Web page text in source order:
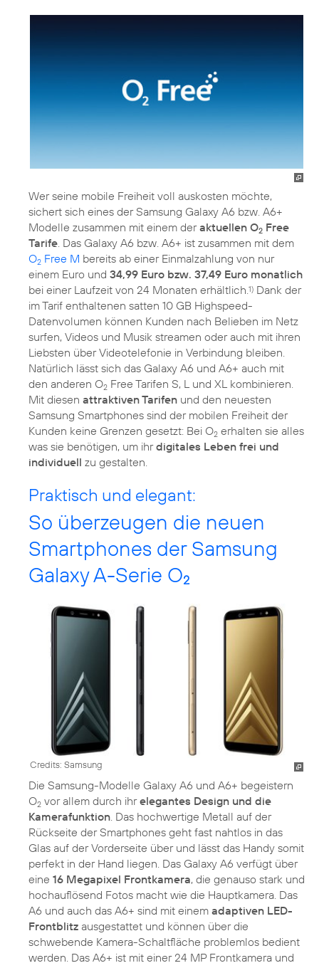
Wer seine mobile Freiheit voll auskosten möchte,
sichert sich eines der Samsung Galaxy A6 bzw. A6+
Modelle zusammen mit einem deraktuellen O2 Free
Tarife. Das Galaxy A6 bzw. A6+ ist zusammen mit dem
O2 Free M bereits ab einer Einmalzahlung von nur
einem Euro und 34,99 Euro bzw. 37,49 Euro monatlich
bei einer Laufzeit von 24 Monaten erhältlich.1) Dank der
im Tarif enthaltenen satten 10 GB Highspeed-
Datenvolumen können Kunden nach Belieben im Netz
surfen, Videos und Musik streamen oder auch mit ihren
Liebsten über Videotelefonie in Verbindung bleiben.
Natürlich lässt sich das Galaxy A6 und A6+ auch mit
den anderen O2 Free Tarifen S, L und XL kombinieren.
Mit diesen attraktiven Tarifen und den neuesten
Samsung Smartphones sind der mobilen Freiheit der
Kunden keine Grenzen gesetzt: Bei O2 erhalten sie alles
was sie benötigen, um ihrdigitales Leben frei und
individuell zu gestalten.
Praktisch und elegant:
So überzeugen die neuen
Smartphones der Samsung
Galaxy A-Serie O2
Credits: Samsung
Die Samsung-Modelle Galaxy A6 und A6+ begeistern
O2 vor allem durch ihrelegantes Design und die
Kamerafunktion . Das hochwertige Metall auf der
Rückseite der Smartphones geht fast nahtlos in das
Glas auf der Vorderseite über und lässt das Handy somit
perfekt in der Hand liegen. Das Galaxy A6 verfügt über
eine 16 Megapixel Frontkamera, die genauso stark und
hochauflösend Fotos macht wie die Hauptkamera. Das
A6 und auch das A6+ sind mit einem adaptiven LED-
Frontblitz ausgestattet und können über die
schwebende Kamera-Schaltfläche problemlos bedient
werden. Das A6+ ist mit einer 24 MP Frontkamera und